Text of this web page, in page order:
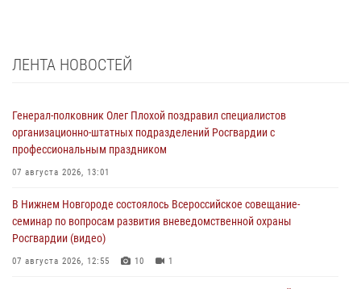
ЛЕНТА НОВОСТЕЙ
Генерал-полковник Олег Плохой поздравил специалистов
организационно-штатных подразделений Росгвардии с
профессиональным праздником
07 августа 2026, 13:01
В Нижнем Новгороде состоялось Всероссийское совещание-
семинар по вопросам развития вневедомственной охраны
Росгвардии (видео)
07 августа 2026, 12:55 10 1